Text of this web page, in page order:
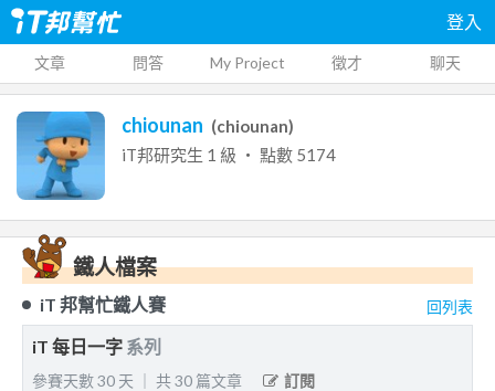
登入
文章 問答 My Project 徵才 聊天
chiounan (chiounan)
iT邦研究生 1 級 ‧ 點數 5174
鐵人檔案
iT 邦幫忙鐵人賽 回列表
iT 每日一字 系列
參賽天數30 天 共30 篇文章 訂閱